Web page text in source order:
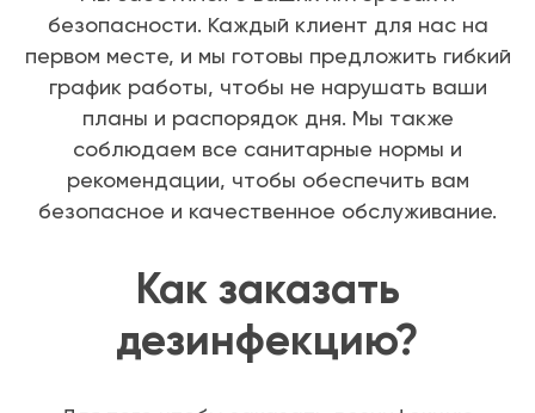
безопасности. Каждый клиент для нас на
первом месте, и мы готовы предложить гибкий
график работы, чтобы не нарушать ваши
планы и распорядок дня. Мы также
соблюдаем все санитарные нормы и
рекомендации, чтобы обеспечить вам
безопасное и качественное обслуживание.
Как заказать
дезинфекцию?